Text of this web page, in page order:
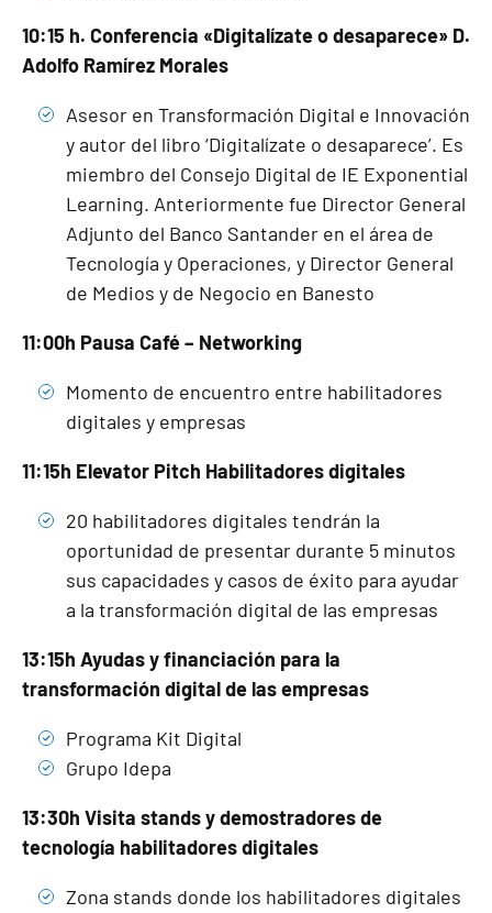
10:15 h. Conferencia «Digitalízate o desaparece» D.
Adolfo Ramírez Morales
Asesor en Transformación Digital e Innovación
y autor del libro ‘Digitalízate o desaparece’. Es
miembro del Consejo Digital de IE Exponential
Learning. Anteriormente fue Director General
Adjunto del Banco Santander en el área de
Tecnología y Operaciones, y Director General
de Medios y de Negocio en Banesto
11:00h Pausa Café – Networking
Momento de encuentro entre habilitadores
digitales y empresas
11:15h Elevator Pitch Habilitadores digitales
20 habilitadores digitales tendrán la
oportunidad de presentar durante 5 minutos
sus capacidades y casos de éxito para ayudar
a la transformación digital de las empresas
13:15h Ayudas y financiación para la
transformación digital de las empresas
Programa Kit Digital
Grupo Idepa
13:30h Visita stands y demostradores de
tecnología habilitadores digitales
Zona stands donde los habilitadores digitales